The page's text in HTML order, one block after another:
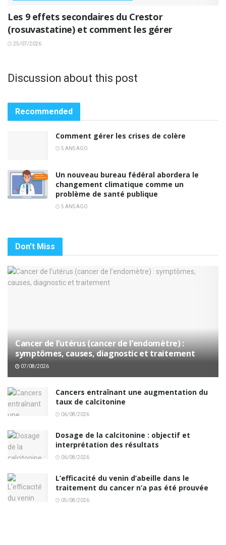
Les 9 effets secondaires du Crestor
(rosuvastatine) et comment les gérer
25/07/2026
Discussion about this post
Recommended
Comment gérer les crises de colère
5 ANS AGO
Un nouveau bureau fédéral abordera le
changement climatique comme un
problème de santé publique
5 ANS AGO
Don't Miss
Cancer de l’utérus (cancer de l’endomètre) :
symptômes, causes, diagnostic et traitement
07/08/2026
Cancers entraînant une augmentation du
taux de calcitonine
06/08/2026
Dosage de la calcitonine : objectif et
interprétation des résultats
06/08/2026
L’efficacité du venin d’abeille dans le
traitement du cancer n’a pas été prouvée
05/08/2026